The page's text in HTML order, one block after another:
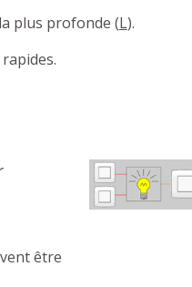
plus profonde (L).
être